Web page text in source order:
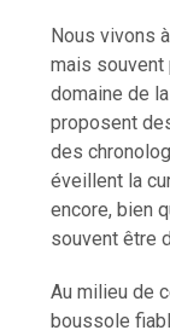
Nous vivons
mais souvent
domaine de
proposent
des
éveillent la
encore, bien
souvent être
Au milieu de
boussole